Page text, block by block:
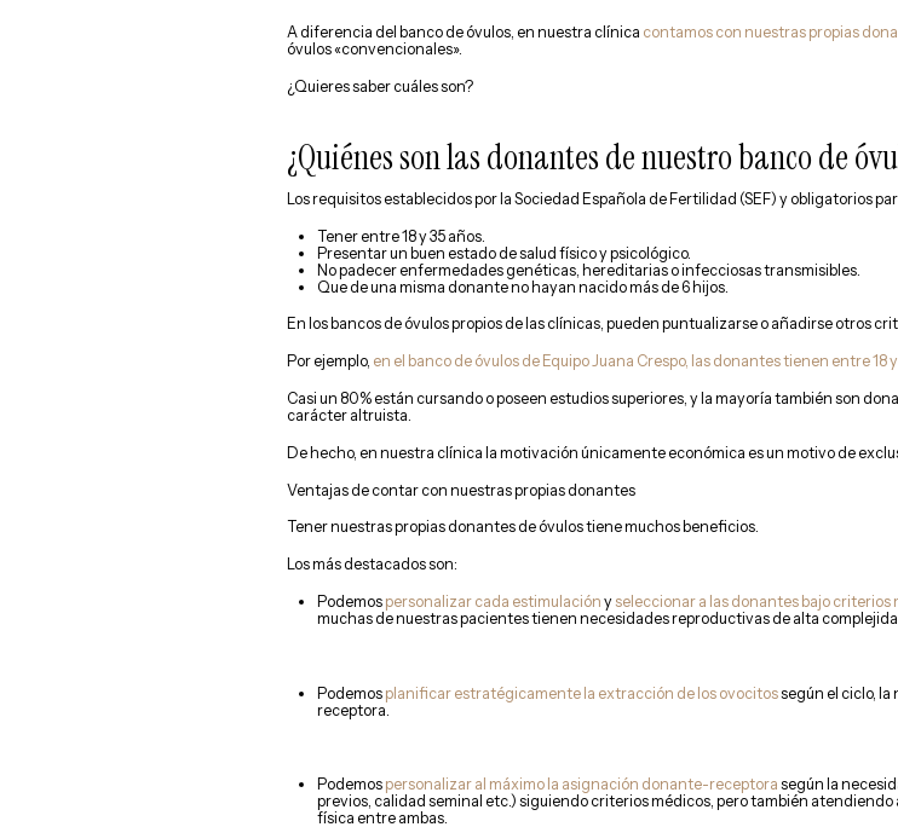
A diferencia del banco de óvulos, en nuestra clínica contamos con nuestras propias
óvulos «convencionales».
¿Quieres saber cuáles son?
¿Quiénes son las donantes de nuestro banco de
Los requisitos establecidos por la Sociedad Española de Fertilidad (SEF) y obligatorios
Tener entre 18 y 35 años.
Presentar un buen estado de salud físico y psicológico.
No padecer enfermedades genéticas, hereditarias o infecciosas transmisibles.
Que de una misma donante no hayan nacido más de 6 hijos.
En los bancos de óvulos propios de las clínicas, pueden puntualizarse o añadirse otros
Por ejemplo, en el banco de óvulos de Equipo Juana Crespo, las donantes tienen entre 18
Casi un 80% están cursando o poseen estudios superiores, y la mayoría también son
carácter altruista.
De hecho, en nuestra clínica la motivación únicamente económica es un motivo de
Ventajas de contar con nuestras propias donantes
Tener nuestras propias donantes de óvulos tiene muchos beneficios.
Los más destacados son:
Podemos personalizar cada estimulación yseleccionar a las donantes bajo criterios
muchas de nuestras pacientes tienen necesidades reproductivas de alta
Podemos planificar estratégicamente la extracción de los ovocitossegún el ciclo,
receptora.
Podemos personalizar al máximo la asignación donante-receptorasegún la
previos, calidad seminal etc.) siguiendo criterios médicos, pero también
física entre ambas.